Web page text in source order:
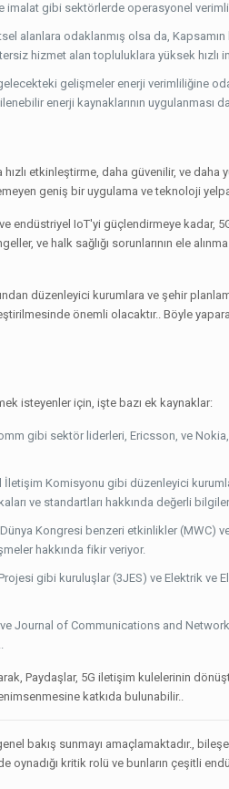
gibi sektörlerde operasyonel
alanlara odaklanmış olsa da,
hizmet alan topluluklara yüksek hızlı
gelişmeler enerji verimliliğine
enerji kaynaklarının uygulanması
hızlı etkinleştirme, daha güvenilir, ve
geniş bir uygulama ve teknoloji
IoT'yi güçlendirmeye kadar,
ve halk sağlığı sorunlarının ele
düzenleyici kurumlara ve şehir
önemli olacaktır.. Böyle
isteyenler için, işte bazı ek kaynaklar:
gibi sektör liderleri, Ericsson, ve
İletişim Komisyonu gibi düzenleyici
ve standartları hakkında değerli
Kongresi benzeri etkinlikler (MWC)
hakkında fikir veriyor.
gibi kuruluşlar (3JES) ve Elektrik ve
Journal of Communications and
Paydaşlar, 5G iletişim kulelerinin
katkıda bulunabilir..
bakış sunmayı amaçlamaktadır.,
oynadığı kritik rolü ve bunların çeşitli